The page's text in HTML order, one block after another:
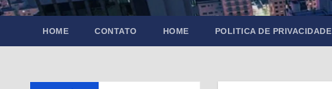
HOME CONTATO HOME POLITICA DE PRIVACIDADE